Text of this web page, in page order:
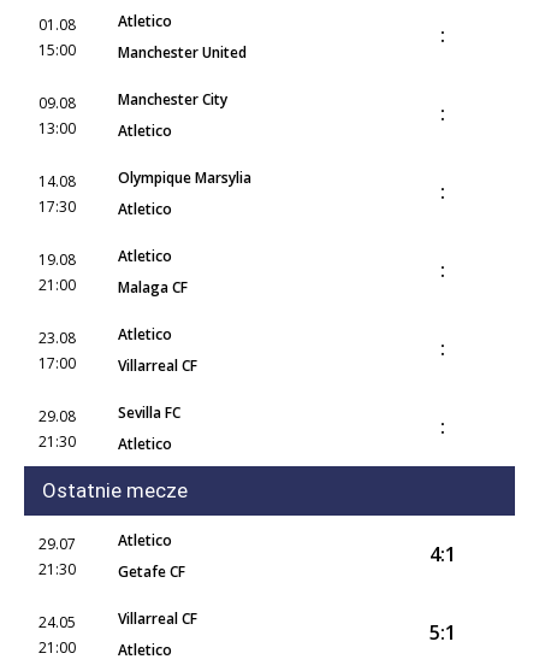
01.08
15:00
Atletico
Manchester United
:
09.08
13:00
Manchester City
Atletico
:
14.08
17:30
Olympique Marsylia
Atletico
:
19.08
21:00
Atletico
Malaga CF
:
23.08
17:00
Atletico
Villarreal CF
:
29.08
21:30
Sevilla FC
Atletico
:
Ostatnie mecze
29.07
21:30
Atletico
Getafe CF
4:1
24.05
21:00
Villarreal CF
Atletico
5:1